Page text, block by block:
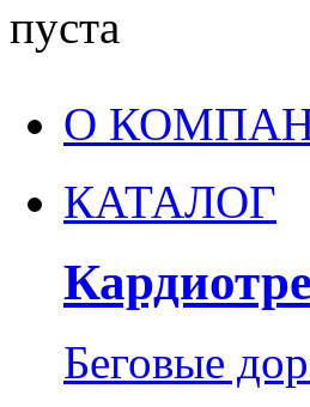
пуста
О
КАТАЛОГ
Беговые